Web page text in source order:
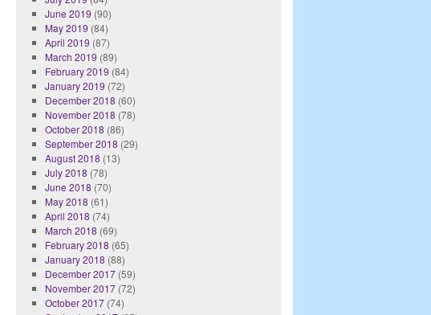
June 2019 (90)
May 2019 (84)
April 2019 (87)
March 2019 (89)
February 2019 (84)
January 2019 (72)
December 2018 (60)
November 2018 (78)
October 2018 (86)
September 2018 (29)
August 2018 (13)
July 2018 (78)
June 2018 (70)
May 2018 (61)
April 2018 (74)
March 2018 (69)
February 2018 (65)
January 2018 (88)
December 2017(59)
November 2017(72)
October 2017(74)